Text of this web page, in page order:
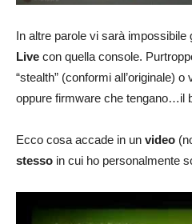
In altre parole vi sarà impossibile
Live con quella console.
“stealth” (conformi all’originale)
oppure firmware che tengano…il
Ecco cosa accade in un video
stesso in cui ho personalmente